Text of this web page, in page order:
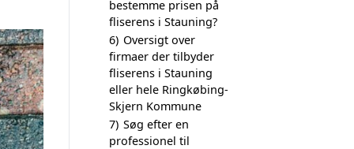
bestemme prisen på
fliserens i Stauning?
6) Oversigt over
firmaer der tilbyder
fliserens i Stauning
eller hele Ringkøbing-
Skjern Kommune
7) Søg efter en
professionel til